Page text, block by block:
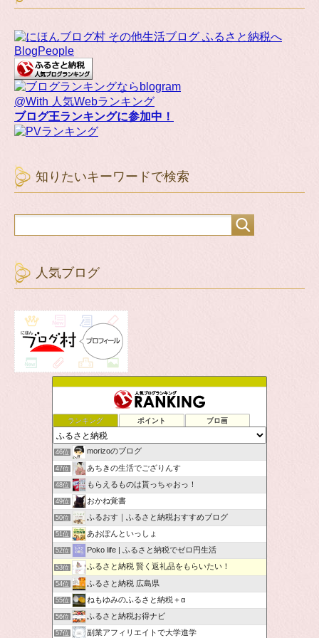
BlogPeople
@With 人気Webランキング
ブログ王ランキングに参加中！
知りたいキーワードで検索
人気ブログ
ランキング ポイント ブロ画
46位 morizoのブログ
47位 あちきの生活でござりんす
48位 もらえるものは貰っちゃおっ！
49位 おかね覚書
50位 ふるおす｜ふるさと納税おすすめブログ
51位 あおぽんといっしょ
52位 Poko life | ふるさと納税でゼロ円生活
53位 ふるさと納税 賢く返礼品をもらいたい！
54位 ふるさと納税 広島県
55位 ねもゆみのふるさと納税＋α
56位 ふるさと納税お得ナビ
57位 副業アフィリエイトで大学進学